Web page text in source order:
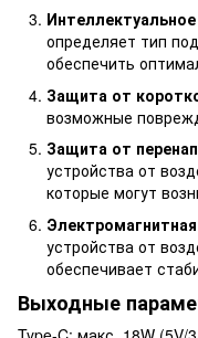
определяет тип
обеспечить
Защита от
возможные
Защита от
устройства от
которые могут
устройства от
обеспечивает
Выходные